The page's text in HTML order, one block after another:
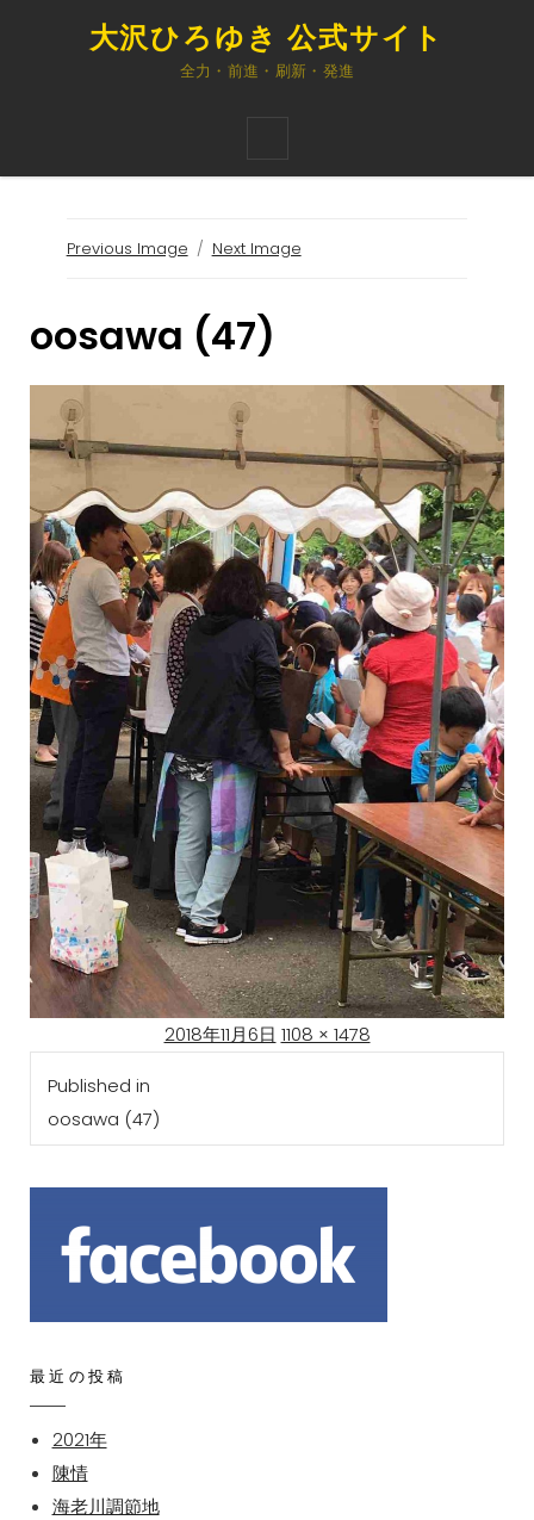
大沢ひろゆき 公式サイト
全力・前進・刷新・発進
Previous Image Next Image
oosawa (47)
Posted
2018年11月6日 Full
1108 × 1478
投
稿
ナ
ビ
ー
ョ
ン
Published in
oosawa (47)
最近の投稿
2021年
陳情
海老川調節地